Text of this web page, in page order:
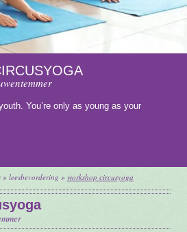
You’re only as young as your
» leesbevordering » workshop circusyoga